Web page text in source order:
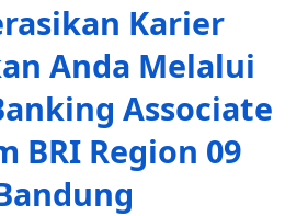
Karier
Anda Melalui
Associate
BRI Region 09